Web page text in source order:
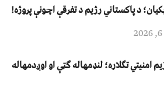
د پاکستاني رژیم د تفرقې اچونې پروژه!
امنیتي تګلاره؛ لنډمهاله ګټې او اوږدمهاله